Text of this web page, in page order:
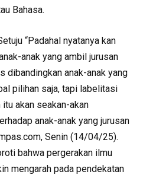
Bahasa.
“Padahal nyatanya kan
anak yang ambil jurusan
dibandingkan anak-anak yang
pilihan saja, tapi labelitasi
akan seakan-akan
anak-anak yang jurusan
Senin (14/04/25).
bahwa pergerakan ilmu
mengarah pada pendekatan